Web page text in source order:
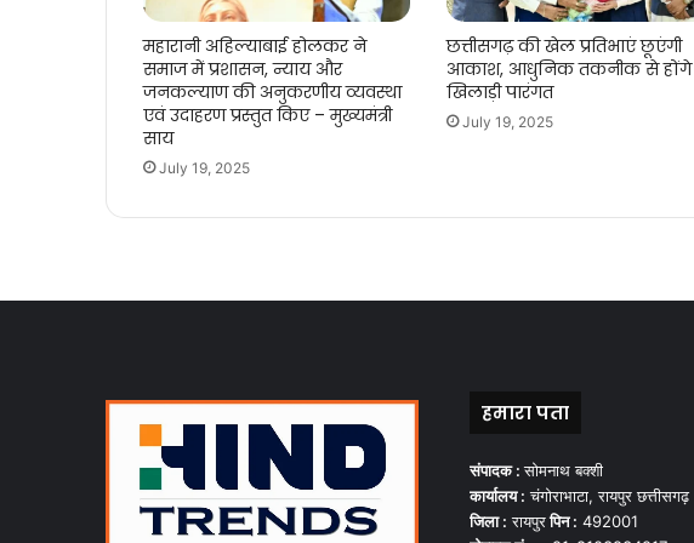
महारानी अहिल्याबाई होलकर ने
समाज में प्रशासन, न्याय और
जनकल्याण की अनुकरणीय व्यवस्था
एवं उदाहरण प्रस्तुत किए – मुख्यमंत्री
साय
July 19, 2025
छत्तीसगढ़ की खेल प्रतिभाएं छूएंगी
आकाश, आधुनिक तकनीक से होंगे
खिलाड़ी पारंगत
July 19, 2025
हमारा पता
संपादक :सोमनाथ बक्शी
कार्यालय : चंगोराभाटा, रायपुर छत्तीसगढ़
जिला : रायपुरपिन : 492001